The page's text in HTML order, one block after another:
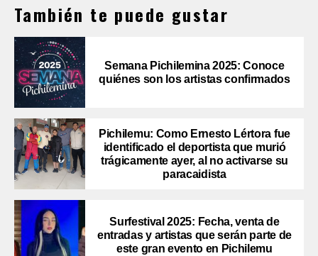
También te puede gustar
Semana Pichilemina 2025: Conoce
quiénes son los artistas confirmados
Pichilemu: Como Ernesto Lértora fue
identificado el deportista que murió
trágicamente ayer, al no activarse su
paracaidista
Surfestival 2025: Fecha, venta de
entradas y artistas que serán parte de
este gran evento en Pichilemu